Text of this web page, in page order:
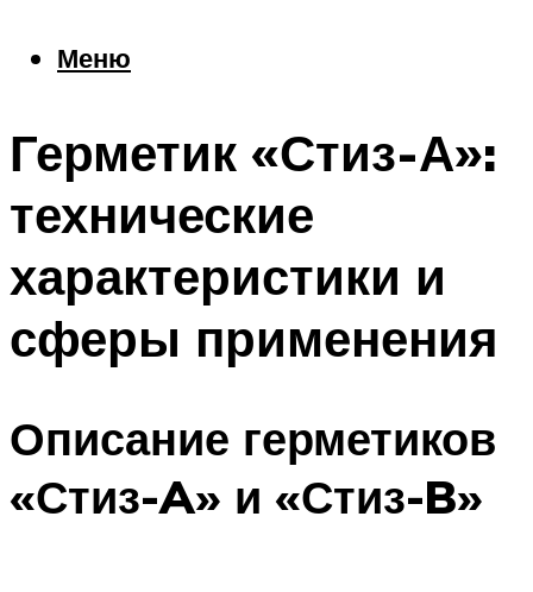
Меню
Герметик «Стиз-А»:
технические
характеристики и
сферы применения
Описание герметиков
«Стиз-A» и «Стиз-B»